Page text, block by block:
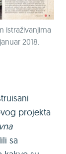
istraživanjima
2018.
projekta
sa